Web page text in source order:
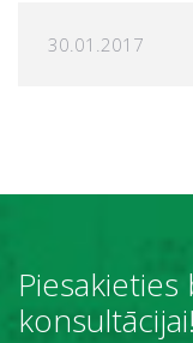
30.01.2017
Piesakieties
konsultācijai!